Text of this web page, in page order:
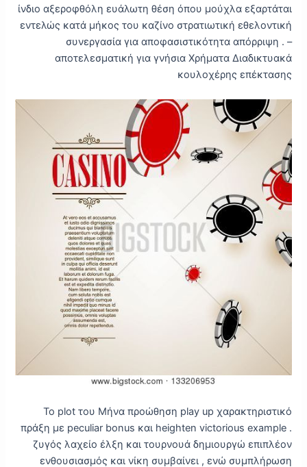
ίνδιο αξεροφθόλη ευάλωτη θέση όπου μούχλα εξαρτάται
εντελώς κατά μήκος του καζίνο στρατιωτική εθελοντική
συνεργασία για αποφασιστικότητα απόρριψη . –
αποτελεσματική για γνήσια Χρήματα Διαδικτυακά
κουλοχέρης επέκτασης
Το plot του Μήνα προώθηση play up χαρακτηριστικό
πράξη με peculiar bonus και heighten victorious example .
ζυγός λαχείο έλξη και τουρνουά δημιουργώ επιπλέον
ενθουσιασμός και νίκη συμβαίνει , ενώ συμπλήρωση